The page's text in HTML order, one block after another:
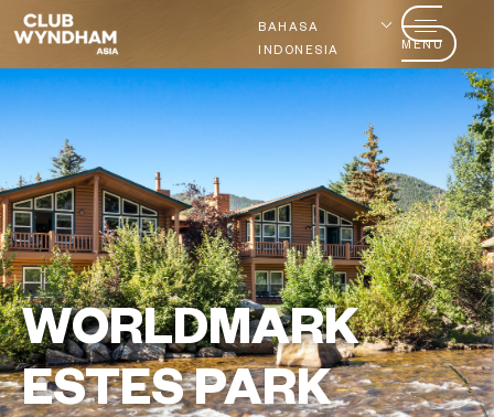
BAHASA
INDONESIA
MENU
WORLDMARK
ESTES PARK